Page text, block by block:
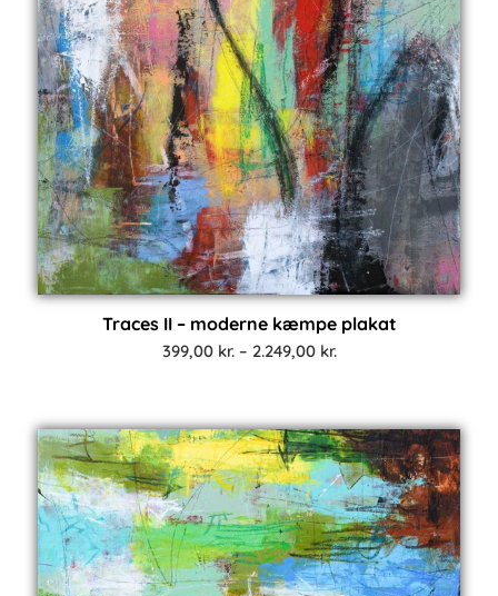
Traces II – moderne kæmpe plakat
399,00 kr. – 2.249,00 kr.Prisinterval: